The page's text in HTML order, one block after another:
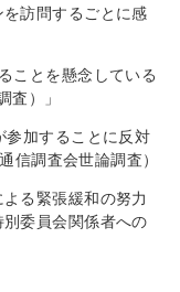
訪問するごとに感
ことを懸念している
査）」
参加することに反対
信調査会世論調査）
る緊張緩和の努力
委員会関係者への